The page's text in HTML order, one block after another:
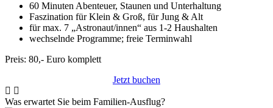
60 Minuten Abenteuer, Staunen und Unterhaltung
Faszination für Klein & Groß, für Jung & Alt
für max. 7 „Astronaut/innen“ aus 1-2 Haushalten
wechselnde Programme; freie Terminwahl
Preis: 80,- Euro komplett
Jetzt buchen
Was erwartet Sie beim Familien-Ausflug?